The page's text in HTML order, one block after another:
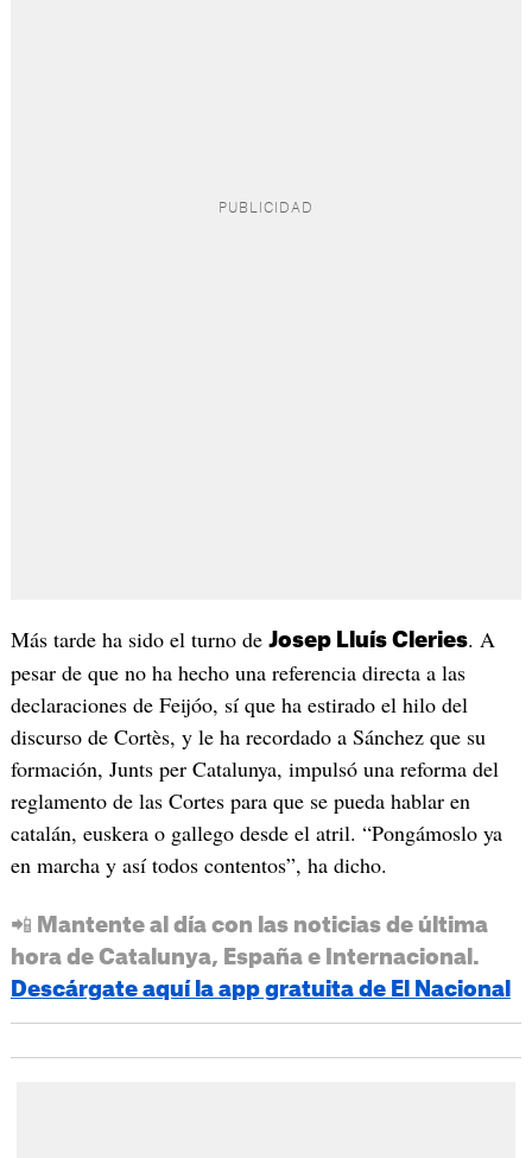
Más tarde ha sido el turno de Josep Lluís Cleries. A
pesar de que no ha hecho una referencia directa a las
declaraciones de Feijóo, sí que ha estirado el hilo del
discurso de Cortès, y le ha recordado a Sánchez que su
formación, Junts per Catalunya, impulsó una reforma del
reglamento de las Cortes para que se pueda hablar en
catalán, euskera o gallego desde el atril. “Pongámoslo ya
en marcha y así todos contentos”, ha dicho.
📲 Mantente al día con las noticias de última
hora de Catalunya, España e Internacional.
Descárgate aquí la app gratuita de El Nacional